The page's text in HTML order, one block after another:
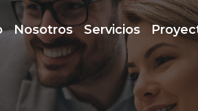
Nosotros Servicios